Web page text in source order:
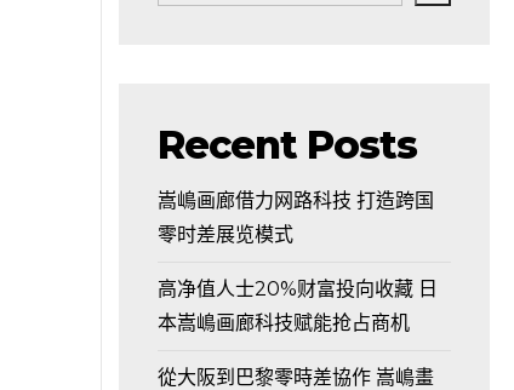
Recent Posts
嵩嶋画廊借力网路科技 打造跨国
零时差展览模式
高净值人士20%财富投向收藏 日
本嵩嶋画廊科技赋能抢占商机
從大阪到巴黎零時差協作 嵩嶋畫